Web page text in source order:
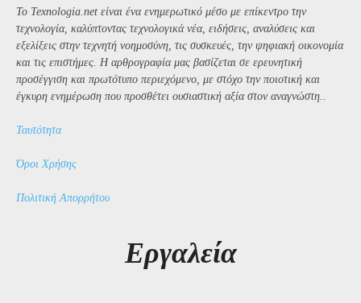
Το Texnologia.net είναι ένα ενημερωτικό μέσο με επίκεντρο την
τεχνολογία, καλύπτοντας τεχνολογικά νέα, ειδήσεις, αναλύσεις και
εξελίξεις στην τεχνητή νοημοσύνη, τις συσκευές, την ψηφιακή οικονομία
και τις επιστήμες. Η αρθρογραφία μας βασίζεται σε ερευνητική
προσέγγιση και πρωτότυπο περιεχόμενο, με στόχο την ποιοτική και
έγκυρη ενημέρωση που προσθέτει ουσιαστική αξία στον αναγνώστη..
Ταυτότητα
Όροι Χρήσης
Πολιτική Απορρήτου
Εργαλεία